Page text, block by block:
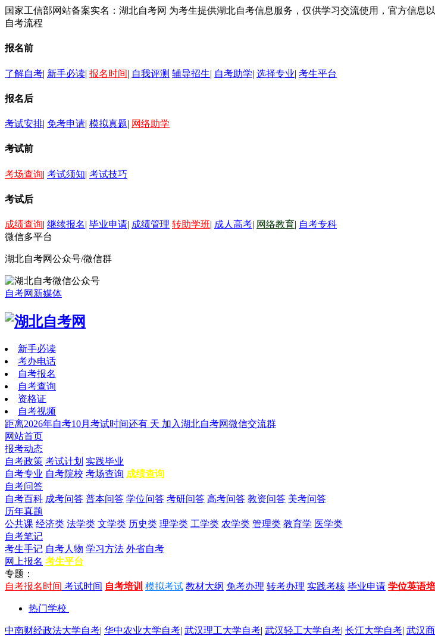
国家工信部网站备案实名：湖北自考网 为考生提供湖北自考信息服务，仅供学习交流使用，官方信息
自考流程
报名前
了解自考| 新手必读| 报名时间| 自我评测 辅导招生| 自考助学| 选择专业| 考生平台
报名后
考试安排| 免考申请| 模拟真题| 网络助学
考试前
考场查询| 考试须知| 考试技巧
考试后
成绩查询| 继续报名| 毕业申请| 成绩管理 转助学班| 成人高考| 网络教育| 自考专科
微信多平台
湖北自考网公众号/微信群
自考网新媒体
新手必读
考办电话
自考报名
自考查询
资格证
自考视频
距离2026年自考10月考试时间还有 天 加入湖北自考网微信交流群
网站首页
报考动态
自考政策 考试计划 实践毕业
自考专业 自考院校 考场查询 成绩查询
自考问答
自考百科 成考问答 普本问答 学位问答 考研问答 高考问答 教资问答 美考问答
历年真题
公共课 经济类 法学类 文学类 历史类 理学类 工学类 农学类 管理类 教育学 医学类
自考笔记
考生手记 自考人物 学习方法 外省自考
网上报名 考生平台
专题：
自考报名时间 考试时间 自考培训 模拟考试 教材大纲 免考办理 转考办理 实践考核 毕业申请 学位英语培
热门学校
中南财经政法大学自考| 华中农业大学自考| 武汉理工大学自考| 武汉轻工大学自考| 长江大学自考| 武汉